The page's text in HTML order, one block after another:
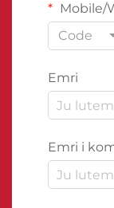
Mobile/
Code
Emri
Emri i